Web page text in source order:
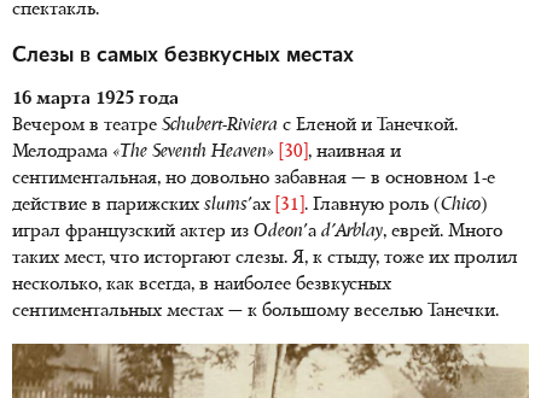
спектакль.
Слезы в самых безвкусных местах
16 марта 1925 года
Вечером в театре Schubert-Riviera с Еленой и Танечкой.
Мелодрама «The Seventh Heaven» [30] , наивная и
сентиментальная, но довольно забавная — в основном 1-е
действие в парижских slums'ах [31] . Главную роль (Chico)
играл французский актер из Odeon'a d'Arblay, еврей. Много
таких мест, что исторгают слезы. Я, к стыду, тоже их пролил
несколько, как всегда, в наиболее безвкусных
сентиментальных местах — к большому веселью Танечки.